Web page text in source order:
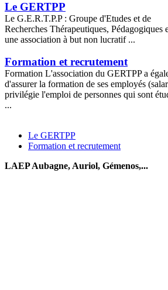
Le GERTPP
Le G.E.R.T.P.P : Groupe d'Etudes et de
Recherches Thérapeutiques, Pédagogiques
une association à but non lucratif ...
Formation et recrutement
Formation L'association du GERTPP a
d'assurer la formation de ses employés
privilégie l'emploi de personnes qui sont
...
Le GERTPP
Formation et recrutement
LAEP Aubagne, Auriol, Gémenos,...